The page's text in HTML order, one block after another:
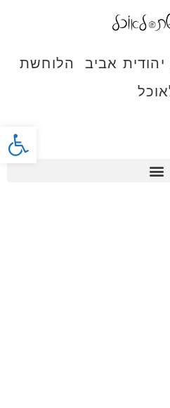
פתח
אביב הלוחשת